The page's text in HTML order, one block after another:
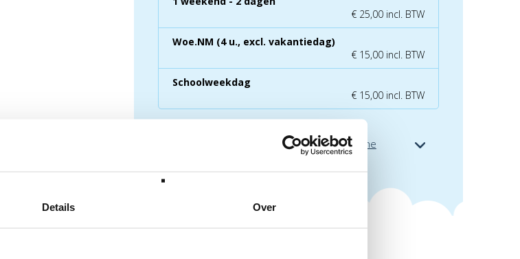
Details Over
€ 25,00 incl. BTW
Woe.NM (4 u., excl. vakantiedag)
€ 15,00 incl. BTW
Schoolweekdag
€ 15,00 incl. BTW
Periode- & transportvoorwaarden + algemene